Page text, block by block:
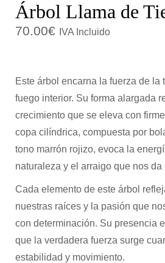
Árbol Llama de
70.00€ IVA Incluido
Este árbol encarna la fuerza de la
fuego interior. Su forma alargada
crecimiento que se eleva con
copa cilíndrica, compuesta por
tono marrón rojizo, evoca la
naturaleza y el arraigo que nos da
Cada elemento de este árbol
nuestras raíces y la pasión que
con determinación. Su presencia
que la verdadera fuerza surge
estabilidad y movimiento.